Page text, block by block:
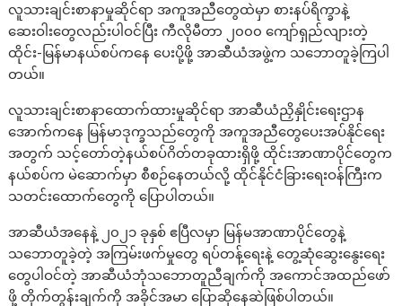
လူသားချင်းစာနာမှုဆိုင်ရာ အကူအညီတွေထဲမှာ စားနပ်ရိက္ခာနဲ့
ဆေးဝါးတွေလည်းပါဝင်ပြီး ကီလိုမီတာ ၂၀၀၀ ကျော်ရှည်လျားတဲ့
ထိုင်း-မြန်မာနယ်စပ်ကနေ ပေးပို့ဖို့ အာဆီယံအဖွဲ့က သဘောတူခဲ့ကြပါ
တယ်။
လူသားချင်းစာနာထောက်ထားမှုဆိုင်ရာ အာဆီယံညှိနှိုင်းရေးဌာန
အောက်ကနေ မြန်မာဒုက္ခသည်တွေကို အကူအညီတွေပေးအပ်နိုင်ရေး
အတွက် သင့်တော်တဲ့နယ်စပ်ဂိတ်တခုထားရှိဖို့ ထိုင်းအာဏာပိုင်တွေက
နယ်စပ်က မဲဆောက်မှာ စီစဉ်နေတယ်လို့ ထိုင်နိုင်ငံခြားရေးဝန်ကြီးက
သတင်းထောက်တွေကို ပြောပါတယ်။
အာဆီယံအနေနဲ့ ၂၀၂၁ ခုနှစ် ဧပြီလမှာ မြန်မအာဏာပိုင်တွေနဲ့
သဘောတူခဲ့တဲ့ အကြမ်းဖက်မှုတွေ ရပ်တန့်ရေးနဲ့ တွေ့ဆုံဆွေးနွေးရေး
တွေပါဝင်တဲ့ အာဆီယံဘုံသဘောတူညီချက်ကို အကောင်အထည်ဖော်
ဖို့ တိုက်တွန်းချက်ကို အခိုင်အမာ ပြောဆိုနေဆဲဖြစ်ပါတယ်။